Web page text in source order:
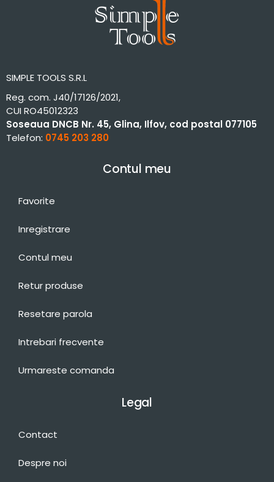
SIMPLE TOOLS S.R.L
Reg. com. J40/17126/2021,
CUI RO45012323
Soseaua DNCB Nr. 45, Glina, Ilfov, cod postal 077105
Telefon: 0745 203 280
Contul meu
Favorite
Inregistrare
Contul meu
Retur produse
Resetare parola
Intrebari frecvente
Urmareste comanda
Legal
Contact
Despre noi